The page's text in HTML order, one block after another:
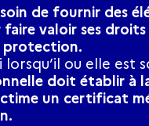
de fournir des
valoir ses
protection.
lorsqu’il ou elle est
doit établir à
un certificat